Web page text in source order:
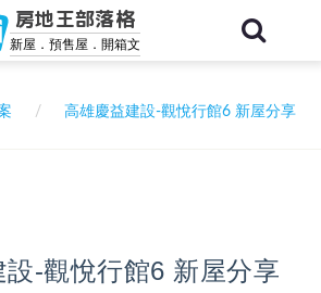
房地王部落格
新屋．預售屋．開箱文
高雄慶益建設-觀悅行館6 新屋分享
設-觀悅行館6 新屋分享